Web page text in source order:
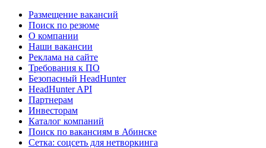
Размещение вакансий
Поиск по резюме
О компании
Наши вакансии
Реклама на сайте
Требования к ПО
Безопасный HeadHunter
HeadHunter API
Партнерам
Инвесторам
Каталог компаний
Поиск по вакансиям в Абинске
Сетка: соцсеть для нетворкинга